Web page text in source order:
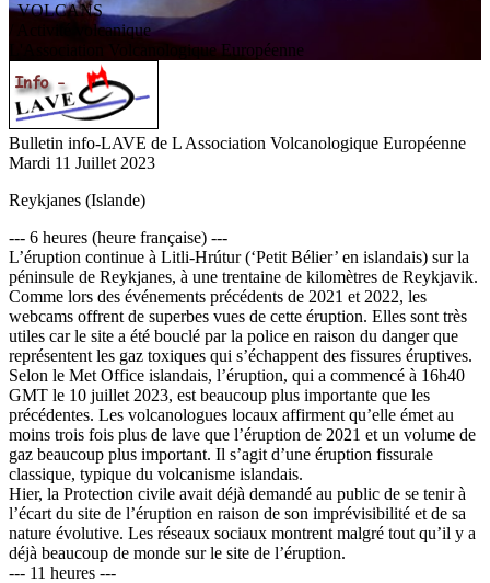
VOLCANS
/ Activité volcanique
ssociation V olcanologiqueEuropéenne
Bulletin info-LAVE de L Association Volcanologique Européenne
Mardi 11 Juillet 2023
Reykjanes (Islande)
--- 6 heures (heure française) ---
L’éruption continue à Litli-Hrútur (‘Petit Bélier’ en islandais) sur la
péninsule de Reykjanes, à une trentaine de kilomètres de Reykjavik.
Comme lors des événements précédents de 2021 et 2022, les
webcams offrent de superbes vues de cette éruption. Elles sont très
utiles car le site a été bouclé par la police en raison du danger que
représentent les gaz toxiques qui s’échappent des fissures éruptives.
Selon le Met Office islandais, l’éruption, qui a commencé à 16h40
GMT le 10 juillet 2023, est beaucoup plus importante que les
précédentes. Les volcanologues locaux affirment qu’elle émet au
moins trois fois plus de lave que l’éruption de 2021 et un volume de
gaz beaucoup plus important. Il s’agit d’une éruption fissurale
classique, typique du volcanisme islandais.
Hier, la Protection civile avait déjà demandé au public de se tenir à
l’écart du site de l’éruption en raison de son imprévisibilité et de sa
nature évolutive. Les réseaux sociaux montrent malgré tout qu’il y a
déjà beaucoup de monde sur le site de l’éruption.
--- 11 heures ---